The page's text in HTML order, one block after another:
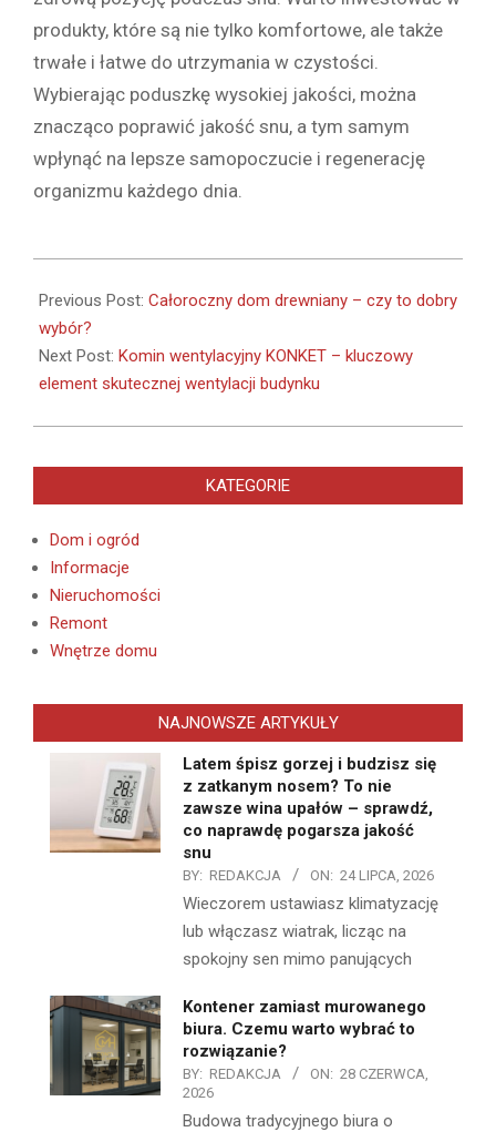
produkty, które są nie tylko komfortowe, ale także
trwałe i łatwe do utrzymania w czystości.
Wybierając poduszkę wysokiej jakości, można
znacząco poprawić jakość snu, a tym samym
wpłynąć na lepsze samopoczucie i regenerację
organizmu każdego dnia.
03-
08
Previous Post: Całoroczny dom drewniany – czy to dobry
wybór?
Next Post: Komin wentylacyjny KONKET – kluczowy
element skutecznej wentylacji budynku
KATEGORIE
Dom i ogród
Informacje
Nieruchomości
Remont
Wnętrze domu
NAJNOWSZE ARTYKUŁY
Latem śpisz gorzej i budzisz się
z zatkanym nosem? To nie
zawsze wina upałów – sprawdź,
co naprawdę pogarsza jakość
snu
BY: REDAKCJA ON: 24 LIPCA, 2026
Wieczorem ustawiasz klimatyzację
lub włączasz wiatrak, licząc na
spokojny sen mimo panujących
Kontener zamiast murowanego
biura. Czemu warto wybrać to
rozwiązanie?
BY: REDAKCJA ON: 28 CZERWCA,
2026
Budowa tradycyjnego biura o